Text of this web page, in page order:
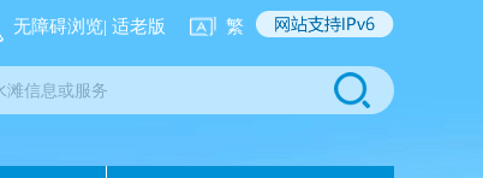
无障碍浏览| 适老版 繁